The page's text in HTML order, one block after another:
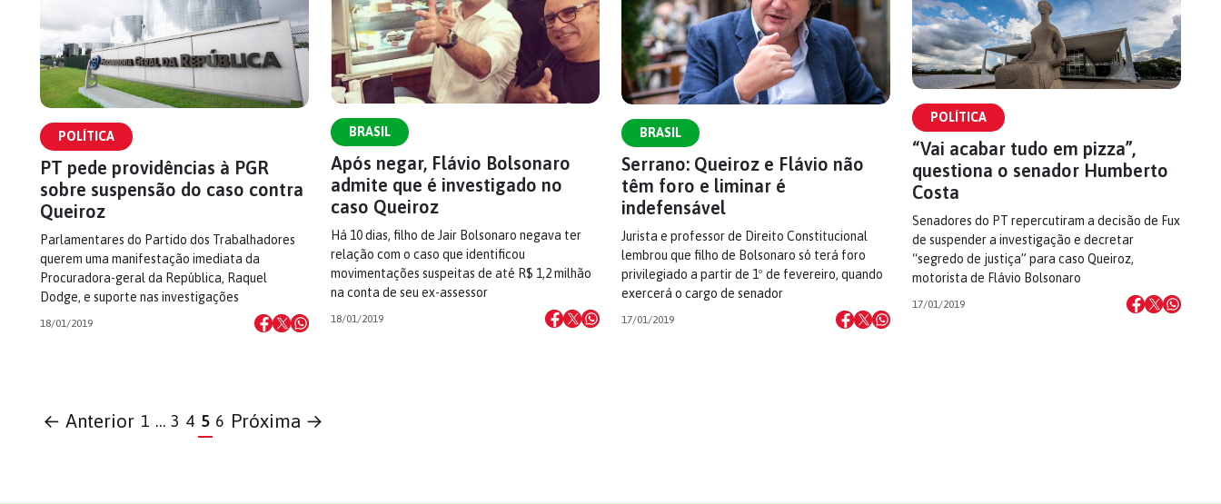
POLÍTICA
PT pede providências à PGR
sobre suspensão do caso contra
Queiroz
Parlamentares do Partido dos Trabalhadores
querem uma manifestação imediata da
Procuradora-geral da República, Raquel
Dodge, e suporte nas investigações
18/01/2019
BRASIL
Após negar, Flávio Bolsonaro
admite que é investigado no
caso Queiroz
Há 10 dias, filho de Jair Bolsonaro negava ter
relação com o caso que identificou
movimentações suspeitas de até R$ 1,2 milhão
na conta de seu ex-assessor
18/01/2019
BRASIL
Serrano: Queiroz e Flávio não
têm foro e liminar é
indefensável
Jurista e professor de Direito Constitucional
lembrou que filho de Bolsonaro só terá foro
privilegiado a partir de 1º de fevereiro, quando
exercerá o cargo de senador
17/01/2019
POLÍTICA
“Vai acabar tudo em pizza”,
questiona o senador Humberto
Costa
Senadores do PT repercutiram a decisão de Fux
de suspender a investigação e decretar
“segredo de justiça” para caso Queiroz,
motorista de Flávio Bolsonaro
17/01/2019
← Anterior 1 … 3 4 5 6 Próxima →